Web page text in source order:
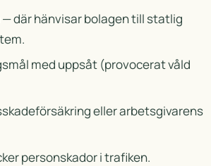
där hänvisar bolagen till statlig
med uppsåt (provocerat våld
eller arbetsgivarens
personskador i trafiken.